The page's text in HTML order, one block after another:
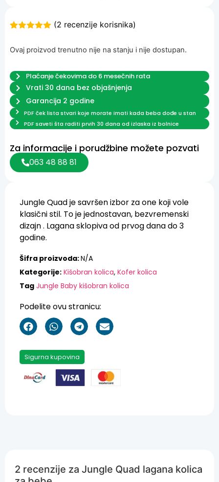
Jungle Quad je savršen izbor za one koji vole
klasični stil. To je jednostavan, bezvremenski
dizajn . Lagana sklopiva od prvog dana do 3
godine.
Šifra proizvoda:N/A
Kategorije: Kišobran kolica, Kofer kolica
Tag Jungle Baby kišobran kolica
Podelite ovu stranicu:
Sigurna kupovina
na osnovu
(2 recenzije korisnika)
Ovaj proizvod trenutno nije na stanju i nije dostupan.
Plaćanje čekovima do 6 mesečnih rata
Vrati 30 dana bez objašnjenja
Garancija 2 godine
PDF ček lista stvari koje morate imati kada beba dođe u stan
PDF saveti šta raditi prvih 30 dana od izlaska iz bolnice
Za informacije i porudžbine možete pozvati
063 48 88 81
2 recenzije za Jungle Quad lagana kolica